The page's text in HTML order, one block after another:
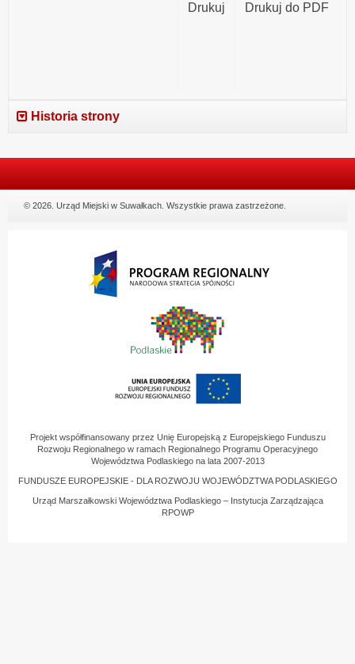
Drukuj do PDF
Drukuj
Historia strony
© 2026. Urząd Miejski w Suwałkach. Wszystkie prawa zastrzeżone.
Projekt współfinansowany przez Unię Europejską z Europejskiego Funduszu
Rozwoju Regionalnego w ramach Regionalnego Programu Operacyjnego
Województwa Podlaskiego na lata 2007-2013
FUNDUSZE EUROPEJSKIE - DLA ROZWOJU WOJEWÓDZTWA PODLASKIEGO
Urząd Marszałkowski Województwa Podlaskiego – Instytucja Zarządzająca
RPOWP